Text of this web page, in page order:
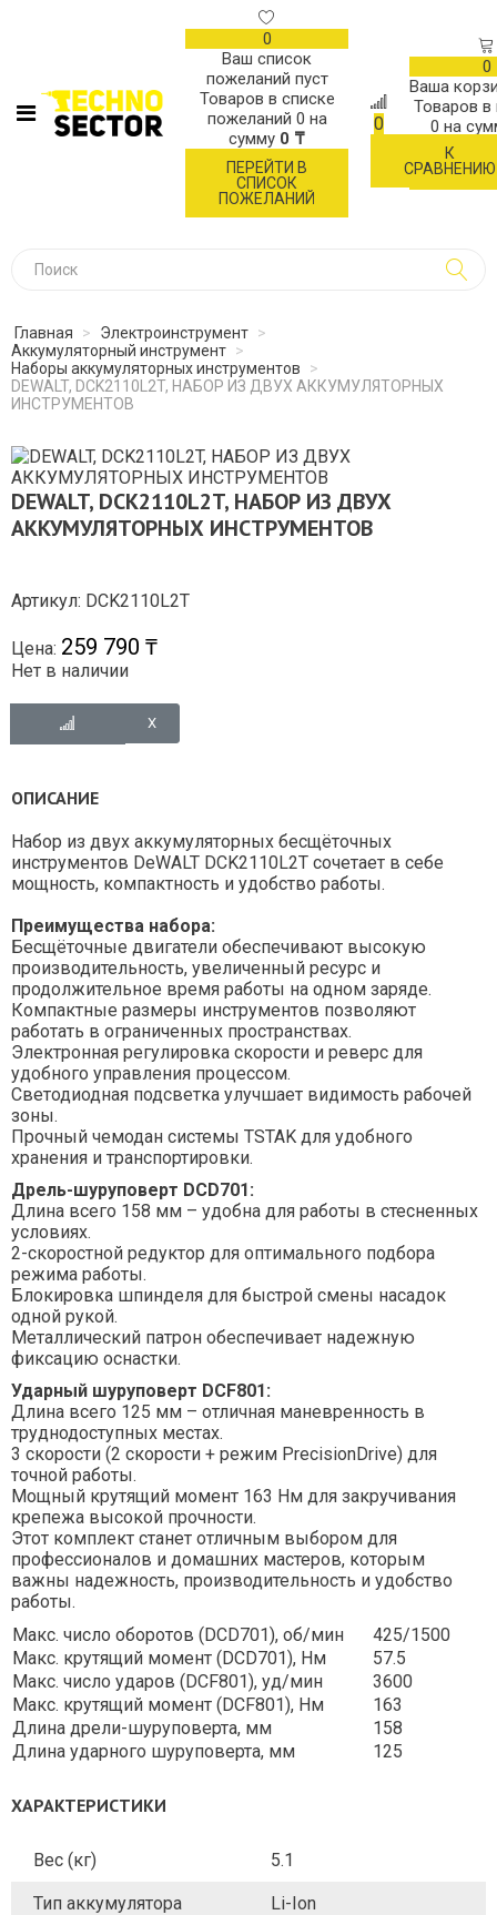
0
Ваш список
пожеланий пуст
Товаров в списке
пожеланий 0 на
сумму 0 ₸
ПЕРЕЙТИ В
СПИСОК
ПОЖЕЛАНИЙ
0
К
СРАВНЕНИЮ
0
Ваша
Товаров в
0 на
Главная > Электроинструмент >
Аккумуляторный инструмент >
Наборы аккумуляторных инструментов
>
DEWALT, DCK2110L2T, НАБОР ИЗ ДВУХ АККУМУЛЯТОРНЫХ
ИНСТРУМЕНТОВ
DEWALT, DCK2110L2T, НАБОР ИЗ ДВУХ
АККУМУЛЯТОРНЫХ ИНСТРУМЕНТОВ
Артикул: DCK2110L2T
Цена: 259 790 ₸
Нет в наличии
ОПИСАНИЕ
Набор из двух аккумуляторных бесщёточных
инструментов DeWALT DCK2110L2T сочетает в себе
мощность, компактность и удобство работы.
Преимущества набора:
Бесщёточные двигатели обеспечивают высокую
производительность, увеличенный ресурс и
продолжительное время работы на одном заряде.
Компактные размеры инструментов позволяют
работать в ограниченных пространствах.
Электронная регулировка скорости и реверс для
удобного управления процессом.
Светодиодная подсветка улучшает видимость рабочей
зоны.
Прочный чемодан системы TSTAK для удобного
хранения и транспортировки.
Дрель-шуруповерт DCD701:
Длина всего 158 мм – удобна для работы в стесненных
условиях.
2-скоростной редуктор для оптимального подбора
режима работы.
Блокировка шпинделя для быстрой смены насадок
одной рукой.
Металлический патрон обеспечивает надежную
фиксацию оснастки.
Ударный шуруповерт DCF801:
Длина всего 125 мм – отличная маневренность в
труднодоступных местах.
3 скорости (2 скорости + режим PrecisionDrive) для
точной работы.
Мощный крутящий момент 163 Нм для закручивания
крепежа высокой прочности.
Этот комплект станет отличным выбором для
профессионалов и домашних мастеров, которым
важны надежность, производительность и удобство
работы.
Макс. число оборотов (DCD701), об/мин
425/1500
Макс. крутящий момент (DCD701), Нм
57.5
Макс. число ударов (DCF801), уд/мин
3600
Макс. крутящий момент (DCF801), Нм
163
Длина дрели-шуруповерта, мм
158
Длина ударного шуруповерта, мм
125
ХАРАКТЕРИСТИКИ
Вес (кг) 5.1
Тип аккумулятора Li-Ion